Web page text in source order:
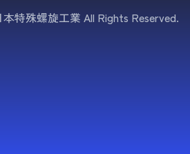
特殊螺旋工業 All Rights Reserved.